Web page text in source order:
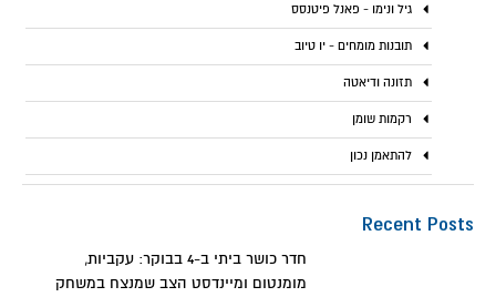
גיל ונימו - פאנל פיטנסס
תובנות מומחים - יו טיוב
תזונה ודיאטה
רקמות שומן
להתאמן נכון
Recent Posts
חדר כושר ביתי ב-4 בבוקר: עקביות,
מומנטום ומיינדסט הצב שמנצח במשחק